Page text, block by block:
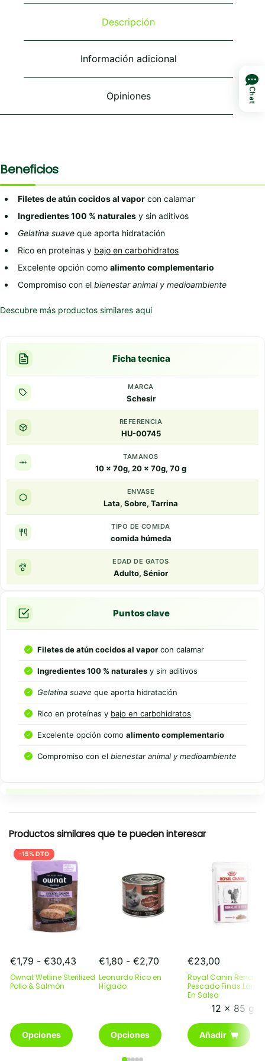
opciones
elegir
página
opciones
pueden
elegir
la
página
producto
opciones
elegir
página
Descripción
Información adicional
Opiniones
Beneficios
Filetes de atún cocidos al vapor con calamar
Ingredientes 100 % naturales y sin aditivos
Gelatina suave que aporta hidratación
Rico en proteínas y bajo en carbohidratos
Excelente opción como alimento complementario
Compromiso con el bienestar animal y medioambiente
Descubre más productos similares aquí
Ficha tecnica
MARCA
Schesir
REFERENCIA
HU-00745
TAMANOS
10 x 70g, 20 x 70g, 70 g
ENVASE
Lata, Sobre, Tarrina
TIPO DE COMIDA
comida húmeda
EDAD DE GATOS
Adulto, Sénior
Puntos clave
Filetes de atún cocidos al vapor con calamar
Ingredientes 100 % naturales y sin aditivos
Gelatina suave que aporta hidratación
Rico en proteínas y bajo en carbohidratos
Excelente opción como alimento complementario
Compromiso con el bienestar animal y medioambiente
Productos similares que te pueden interesar
-15% DTO
€1,79 - €30,43 Rango
de
precios:
€30,43
Ownat Wetline Sterilized
Pollo & Salmón
Opciones
Este
producto
€1,80 - €2,70
precios:
€2,70
Leonardo Rico en
Hígado
Opciones
Este
producto
€23,00
Royal Canin Renal
Pescado Finas
En Salsa
12 x 85 g
Añadir
Chat